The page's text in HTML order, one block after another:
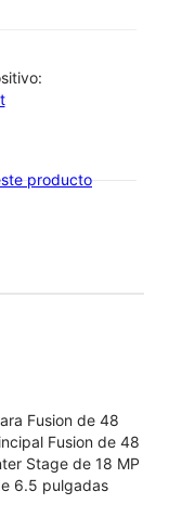
producto
Fusion de 48
Fusion de 48
Stage de 18 MP
6.5 pulgadas